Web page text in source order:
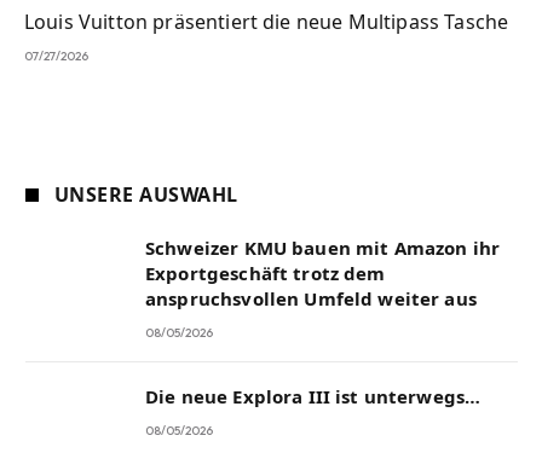
Louis Vuitton präsentiert die neue Multipass Tasche
07/27/2026
UNSERE AUSWAHL
Schweizer KMU bauen mit Amazon ihr
Exportgeschäft trotz dem
anspruchsvollen Umfeld weiter aus
08/05/2026
Die neue Explora III ist unterwegs…
08/05/2026